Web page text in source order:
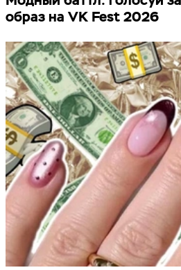
образ на VK Fest 2026